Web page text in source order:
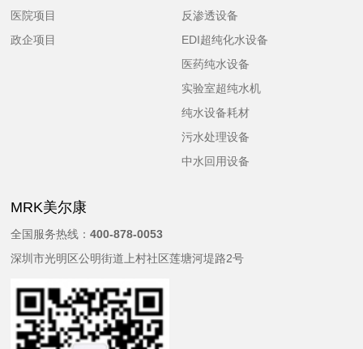
医院项目
政企项目
反渗透设备
EDI超纯化水设备
医药纯水设备
实验室超纯水机
纯水设备耗材
污水处理设备
中水回用设备
MRK美尔康
全国服务热线：400-878-0053
深圳市光明区公明街道上村社区莲塘河堤路2号